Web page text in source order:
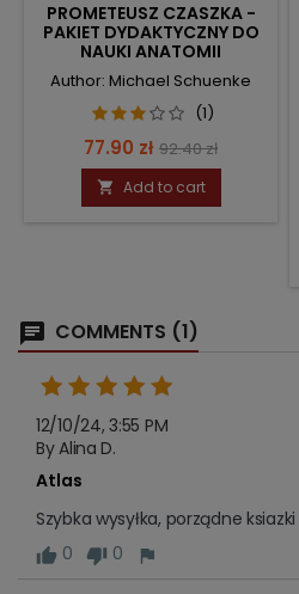
PROMETEUSZ CZASZKA -
PAKIET DYDAKTYCZNY DO
NAUKI ANATOMII
Author: Michael Schuenke
(1)
Price
77.90 zł Regular
price
92.40 zł
 Add to cart
COMMENTS (1)
12/10/24, 3:55 PM
By Alina D.
Atlas
Szybka wysyłka, porządne ksiazki
0
0